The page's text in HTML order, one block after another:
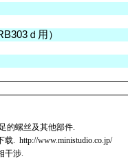
ｄ 用 ）
的螺丝及其他部件.
载. http://www.ministudio.co.jp/
干涉.